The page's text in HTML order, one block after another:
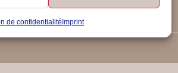
de confidentialitéImprint